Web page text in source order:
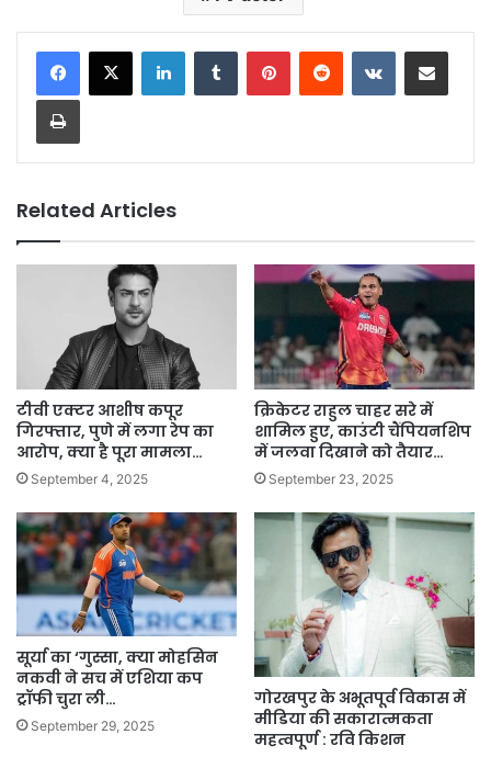
LinkedInTumblr PinterestReddit VKontakteShare via Email
Print
Related Articles
टीवी एक्टर आशीष कपूर
गिरफ्तार, पुणे में लगा रेप का
आरोप, क्या है पूरा मामला…
September 4, 2025
क्रिकेटर राहुल चाहर सरे में
शामिल हुए, काउंटी चैंपियनशिप
में जलवा दिखाने को तैयार…
September 23, 2025
सूर्या का ‘गुस्सा, क्या मोहसिन
नकवी ने सच में एशिया कप
ट्रॉफी चुरा ली…
September 29, 2025
गोरखपुर के अभूतपूर्व विकास में
मीडिया की सकारात्मकता
महत्वपूर्ण : रवि किशन